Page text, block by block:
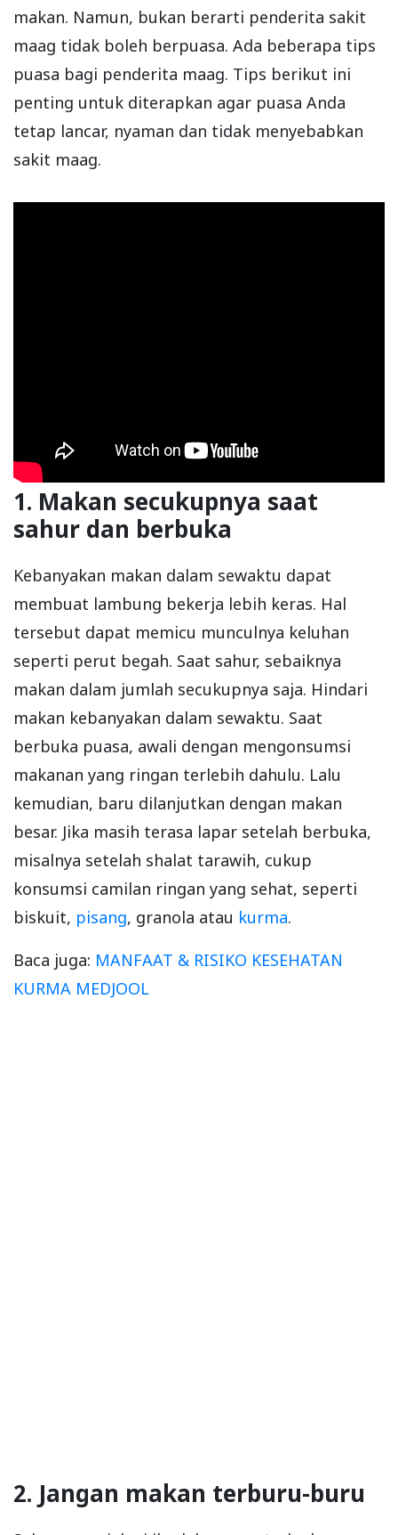
makan. Namun, bukan berarti penderita sakit
maag tidak boleh berpuasa. Ada beberapa tips
puasa bagi penderita maag. Tips berikut ini
penting untuk diterapkan agar puasa Anda
tetap lancar, nyaman dan tidak menyebabkan
sakit maag.
1. Makan secukupnya saat
sahur dan berbuka
Kebanyakan makan dalam sewaktu dapat
membuat lambung bekerja lebih keras. Hal
tersebut dapat memicu munculnya keluhan
seperti perut begah. Saat sahur, sebaiknya
makan dalam jumlah secukupnya saja. Hindari
makan kebanyakan dalam sewaktu. Saat
berbuka puasa, awali dengan mengonsumsi
makanan yang ringan terlebih dahulu. Lalu
kemudian, baru dilanjutkan dengan makan
besar. Jika masih terasa lapar setelah berbuka,
misalnya setelah shalat tarawih, cukup
konsumsi camilan ringan yang sehat, seperti
biskuit, pisang, granola atau kurma.
Baca juga: MANFAAT & RISIKO KESEHATAN
KURMA MEDJOOL
2. Jangan makan terburu-buru